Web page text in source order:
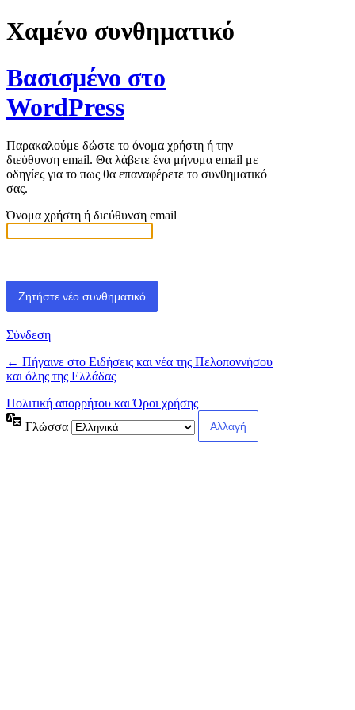
Χαμένο συνθηματικό
Βασισμένο στο
WordPress
Παρακαλούμε δώστε το όνομα χρήστη ή την
διεύθυνση email. Θα λάβετε ένα μήνυμα email με
οδηγίες για το πως θα επαναφέρετε το συνθηματικό
σας.
Όνομα χρήστη ή διεύθυνση email
Σύνδεση
← Πήγαινε στο Ειδήσεις και νέα της Πελοποννήσου
και όλης της Ελλάδας
Πολιτική απορρήτου και Όροι χρήσης
Γλώσσα